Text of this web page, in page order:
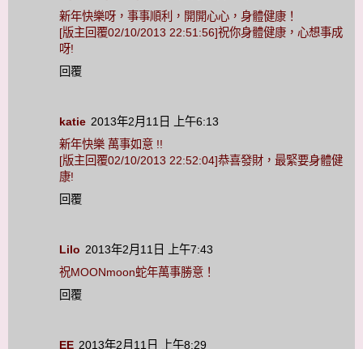
新年快樂呀，事事順利，開開心心，身體健康！
[版主回覆02/10/2013 22:51:56]祝你身體健康，心想事成
呀!
回覆
katie 2013年2月11日 上午6:13
新年快樂 萬事如意 !!
[版主回覆02/10/2013 22:52:04]恭喜發財，最緊要身體健
康!
回覆
Lilo 2013年2月11日 上午7:43
祝MOONmoon蛇年萬事勝意！
回覆
EE 2013年2月11日 上午8:29